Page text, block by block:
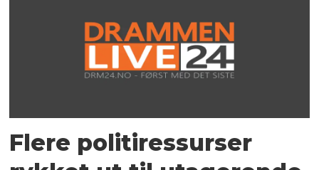
Flere politiressurser